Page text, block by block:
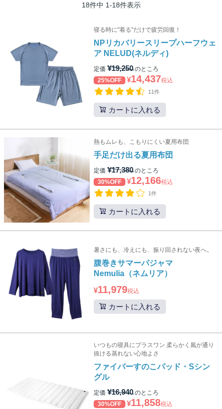
18件中 1-18件表示
寝る時に"着る"だけで疲労回復！
NPリカバリースリープハーフウェ
ア NELUD(ネルディ)
定価 ¥19,250 のところ
25%OFF
¥14,437税込
11件
カートに入れる
熱もムレも、こもりにくい夏用布団
手足だけ出る夏用布団
定価 ¥17,380 のところ
30%OFF
¥12,166税込
1件
カートに入れる
暑さにも、冷えにも、振り回されない夜へ。
腹巻きサマーパジャマ
Nemulia（ネムリア）
¥11,979税込
カートに入れる
いつもの寝具にプラスワン 柔らかく風が通り
抜ける蒸れない心地よさ
ファイバーすのこパッド・Sシン
グル
定価 ¥16,940 のところ
30%OFF
¥11,858税込